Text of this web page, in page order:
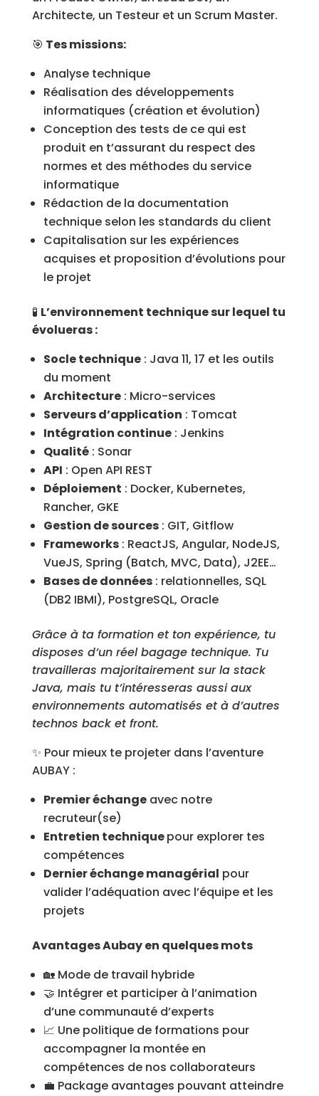
Architecte, un Testeur et un Scrum Master.
🎯 Tes missions:
Analyse technique
Réalisation des développements
informatiques (création et évolution)
Conception des tests de ce qui est
produit en t’assurant du respect des
normes et des méthodes du service
informatique
Rédaction de la documentation
technique selon les standards du client
Capitalisation sur les expériences
acquises et proposition d’évolutions pour
le projet
🧪 L’environnement technique sur lequel tu
évolueras :
Socle technique: Java 11, 17 et les outils
du moment
Architecture: Micro-services
Serveurs d’application : Tomcat
Intégration continue: Jenkins
Qualité: Sonar
API : Open API REST
Déploiement : Docker, Kubernetes,
Rancher, GKE
Gestion de sources: GIT, Gitflow
Frameworks: ReactJS, Angular, NodeJS,
VueJS, Spring (Batch, MVC, Data), J2EE…
Bases de données: relationnelles, SQL
(DB2 IBMI), PostgreSQL, Oracle
Grâce à ta formation et ton expérience, tu
disposes d’un réel bagage technique. Tu
travailleras majoritairement sur la stack
Java, mais tu t’intéresseras aussi aux
environnements automatisés et à d’autres
technos back et front.
✨ Pour mieux te projeter dans l’aventure
AUBAY :
Premier échangeavec notre
recruteur(se)
Entretien techniquepour explorer tes
compétences
Dernier échange managérial pour
valider l’adéquation avec l’équipe et les
projets
Avantages Aubay en quelques mots
🏡 Mode de travail hybride
🤝 Intégrer et participer à l’animation
d’une communauté d’experts
📈 Une politique de formations pour
accompagner la montée en
compétences de nos collaborateurs
💼 Package avantages pouvant atteindre